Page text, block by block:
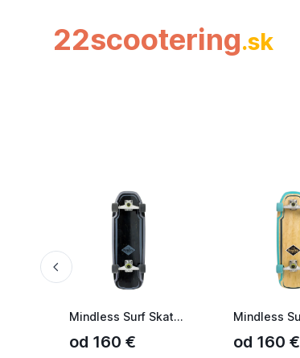
22scootering.sk
Mindless Surf Skate - Black
od 160 € od 160 €